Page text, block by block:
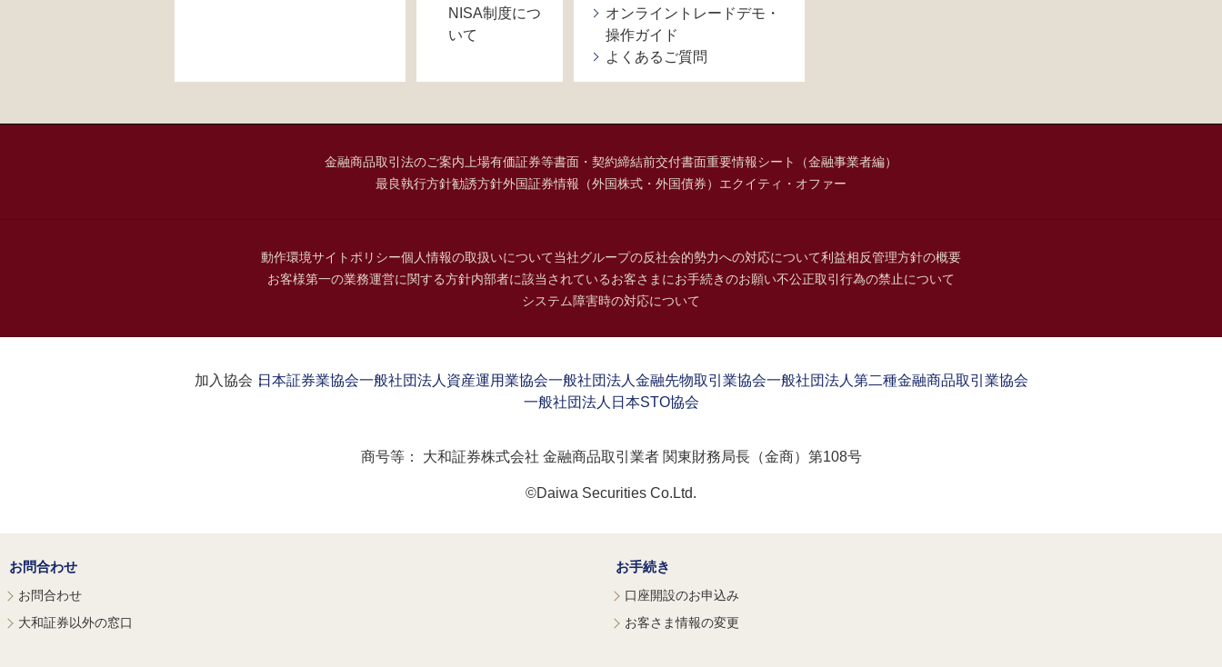
NISA制度につ
いて
オンライントレードデモ・
操作ガイド
よくあるご質問
金融商品取引法のご案内 上場有価証券等書面・契約締結前交付書面重要情報シート（金融事業者編）
最良執行方針勧誘方針外国証券情報（外国株式・外国債券） エクイティ・オファー
動作環境サイトポリシー個人情報の取扱いについて当社グループの反社会的勢力への対応について利益相反管理方針の概要
お客様第一の業務運営に関する方針内部者に該当されているお客さまにお手続きのお願い不公正取引行為の禁止について
システム障害時の対応について
加入協会：日本証券業協会一般社団法人資産運用業協会一般社団法人金融先物取引業協会一般社団法人第二種金融商品取引業協会
一般社団法人日本STO協会
商号等： 大和証券株式会社 金融商品取引業者 関東財務局長（金商）第108号
©Daiwa Securities Co.Ltd.
お問合わせ
お問合わせ
大和証券以外の窓口
お手続き
口座開設のお申込み
お客さま情報の変更